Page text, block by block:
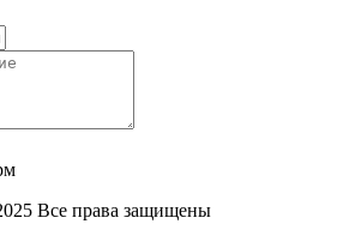
Все права защищены